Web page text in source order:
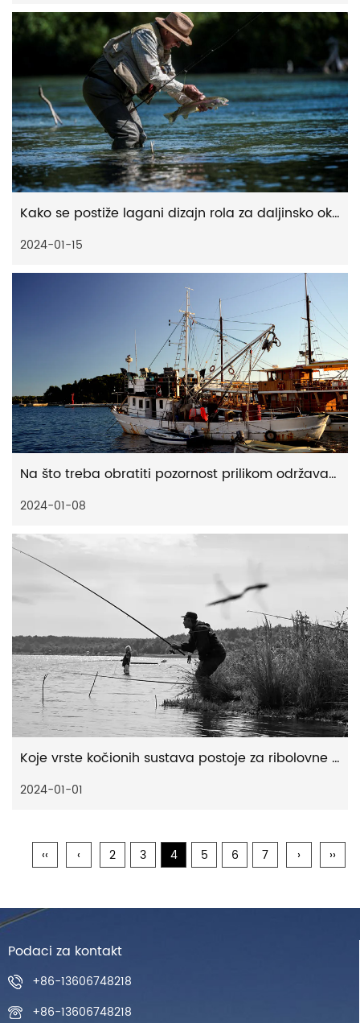
Kako se postiže lagani dizajn rola za daljinsko okretanje
2024-01-15
Na što treba obratiti pozornost prilikom održavanja i održavanja kočionog sustava vaše pecaljke
2024-01-08
Koje vrste kočionih sustava postoje za ribolovne role
2024-01-01
‹‹ ‹ 2 3 4 5 6 7 › ››
Podaci za kontakt
+86-13606748218
+86-13606748218